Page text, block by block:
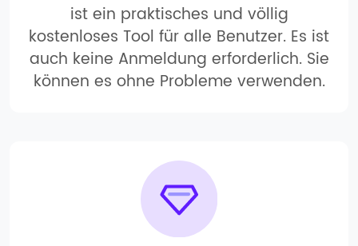
ist ein praktisches und völlig
kostenloses Tool für alle Benutzer. Es ist
auch keine Anmeldung erforderlich. Sie
können es ohne Probleme verwenden.